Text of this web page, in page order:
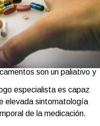
son un paliativo y
especialista es capaz
elevada sintomatología
de la medicación.